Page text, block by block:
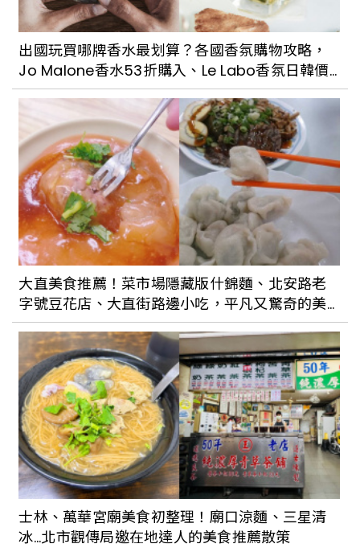
體驗不一樣的文化生活！台北城南區公園
上演《微酵野餐市集》，6/19深入探索客
家特色
台北西區翻轉讓新流行與舊景色相互結
合，打造全新都市感，輕鬆散步就能走訪7
個西區特色景點美食，城市散步也很有
趣。
台電老屋化身潮電 POP-UP Store 快閃
店！雙好 2byWu&Chen 操刀設計，期間
限定推出人孔蓋銅鑼燒、電子音樂表演
踩在藝術上看見台北的美：水利處「台北
蓋水」釋出全新城市彩繪人孔蓋設計成
品，預計9月與市民Say Hi !
出國玩買哪牌香水最划算？各國香氛購物攻略，
Jo Malone香水53折購入、Le Labo香氛日韓價
格都好甜
大直美食推薦！菜市場隱藏版什錦麵、北安路老
字號豆花店、大直街路邊小吃，平凡又驚奇的美
食都在這
士林、萬華宮廟美食初整理！廟口涼麵、三星清
冰...北市觀傳局邀在地達人的美食推薦散策